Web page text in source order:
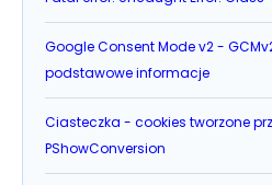
Google Consent Mode v2 -
podstawowe informacje
Ciasteczka - cookies tworzone
PShowConversion